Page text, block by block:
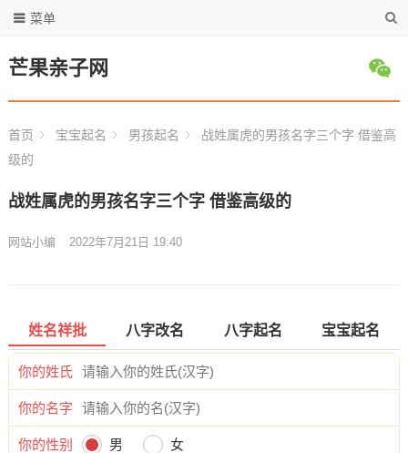
芒果亲子网
菜单
首页 宝宝起名 男孩起名
战姓属虎的男孩名字三个字 借鉴高
级的
战姓属虎的男孩名字三个字 借鉴高级的
网站小编 2022年7月21日 19:40
姓名祥批 八字改名 八字起名 宝宝起名
你的姓氏
你的名字
你的性别 男 女